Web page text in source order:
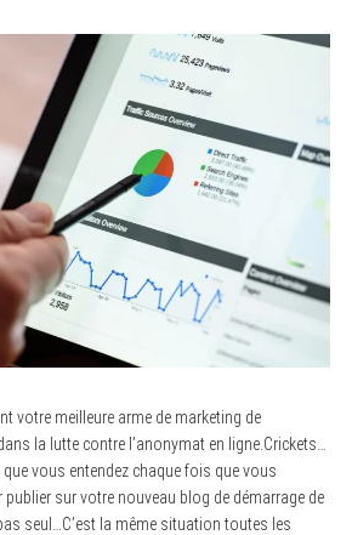
votre meilleure arme de marketing de
la lutte contre l’anonymat en ligne.Crickets…
que vous entendez chaque fois que vous
publier sur votre nouveau blog de démarrage de
seul…C’est la même situation toutes les